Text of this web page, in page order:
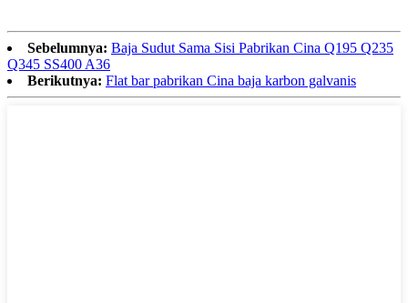
Sebelumnya: Baja Sudut Sama Sisi Pabrikan Cina Q195 Q235
Q345 SS400 A36
Berikutnya: Flat bar pabrikan Cina baja karbon galvanis